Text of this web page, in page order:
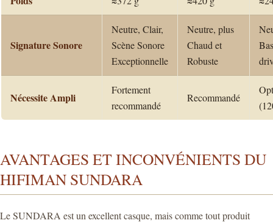
Signature Sonore
Neutre, Clair,
Scène Sonore
Exceptionnelle
Neutre, plus
Chaud et
Robuste
Nécessite Ampli
Fortement
recommandé
Recommandé
AVANTAGES ET INCONVÉNIENTS DU
HIFIMAN SUNDARA
Le SUNDARA est un excellent casque, mais comme tout produit